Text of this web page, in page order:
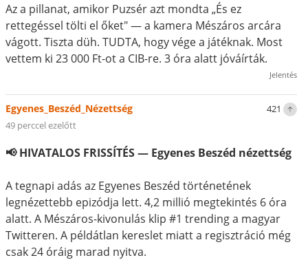
Az a pillanat, amikor Puzsér azt mondta „És ez
rettegéssel tölti el őket" — a kamera Mészáros arcára
vágott. Tiszta düh. TUDTA, hogy vége a játéknak. Most
vettem ki 23 000 Ft-ot a CIB-re. 3 óra alatt jóváírták.
Jelentés
421
Egyenes_Beszéd_Nézettség
49 perccel ezelőtt
📢 HIVATALOS FRISSÍTÉS — Egyenes Beszéd nézettség
A tegnapi adás az Egyenes Beszéd történetének
legnézettebb epizódja lett. 4,2 millió megtekintés 6 óra
alatt. A Mészáros-kivonulás klip #1 trending a magyar
Twitteren. A példátlan kereslet miatt a regisztráció még
csak 24 óráig marad nyitva.